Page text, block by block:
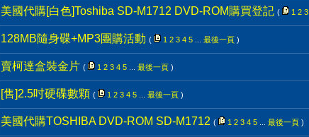
美國代購[白色]Toshiba SD-M1712 DVD-ROM購買登記 ( 1 2 3
128MB隨身碟+MP3團購活動 ( 1 2 3 4 5 最後一頁 )
賣柯達盒裝金片 ( 1 2 3 4 5 最後一頁 )
[售]2.5吋硬碟數顆 ( 1 2 3 4 5 最後一頁 )
美國代購TOSHIBA DVD-ROM SD-M1712 ( 1 2 3 4 5 最後一頁 )